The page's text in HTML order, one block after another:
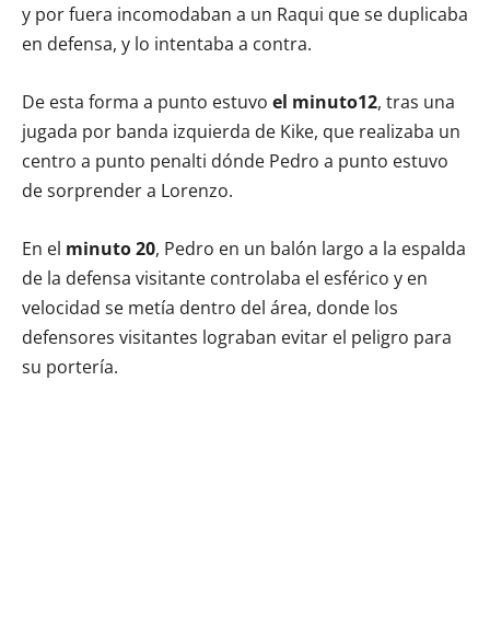
y por fuera incomodaban a un Raqui que se duplicaba
en defensa, y lo intentaba a contra.
De esta forma a punto estuvo el minuto12, tras una
jugada por banda izquierda de Kike, que realizaba un
centro a punto penalti dónde Pedro a punto estuvo
de sorprender a Lorenzo.
En el minuto 20, Pedro en un balón largo a la espalda
de la defensa visitante controlaba el esférico y en
velocidad se metía dentro del área, donde los
defensores visitantes lograban evitar el peligro para
su portería.